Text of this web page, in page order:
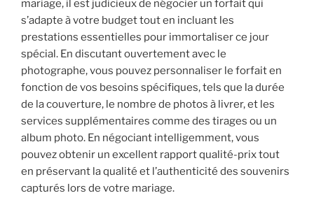
mariage, il est judicieux de négocier un forfait qui
s’adapte à votre budget tout en incluant les
prestations essentielles pour immortaliser ce jour
spécial. En discutant ouvertement avec le
photographe, vous pouvez personnaliser le forfait en
fonction de vos besoins spécifiques, tels que la durée
de la couverture, le nombre de photos à livrer, et les
services supplémentaires comme des tirages ou un
album photo. En négociant intelligemment, vous
pouvez obtenir un excellent rapport qualité-prix tout
en préservant la qualité et l’authenticité des souvenirs
capturés lors de votre mariage.